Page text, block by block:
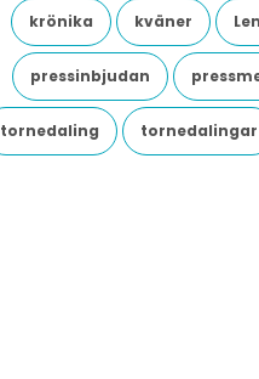
krönika kväner
pressinbjudan
tornedaling tornedalingar